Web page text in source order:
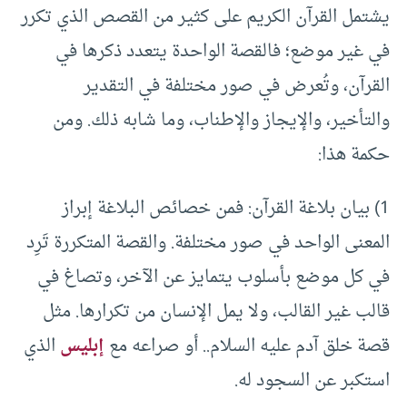
يشتمل القرآن الكريم على كثير من القصص الذي تكرر
في غير موضع؛ فالقصة الواحدة يتعدد ذكرها في
القرآن، وتُعرض في صور مختلفة في التقدير
والتأخير، والإيجاز والإطناب، وما شابه ذلك. ومن
حكمة هذا:
1) بيان بلاغة القرآن: فمن خصائص البلاغة إبراز
المعنى الواحد في صور مختلفة. والقصة المتكررة تَرِد
في كل موضع بأسلوب يتمايز عن الآخر، وتصاغ في
قالب غير القالب، ولا يمل الإنسان من تكرارها. مثل
قصة خلق آدم عليه السلام.. أو صراعه معإبليسالذي
استكبر عن السجود له.